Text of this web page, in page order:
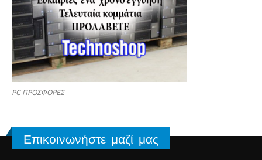
PC ΠΡΟΣΦΟΡΕΣ
Επικοινωνήστε μαζί μας